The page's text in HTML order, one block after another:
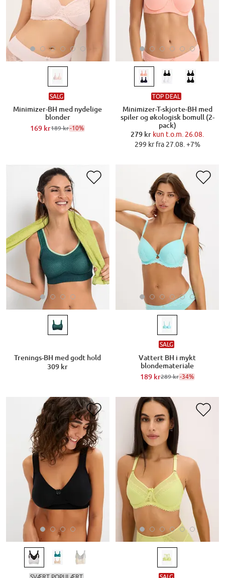
SALG
Minimizer-BH med nydelige
blonder
169 kr189 kr-10%
TOP DEAL
Minimizer-T-skjorte-BH med
spiler og økologisk bomull (2-
pack)
279 kr kun t.o.m. 26.08.
299 kr fra 27.08. +7%
Trenings-BH med godt hold
309 kr
SALG
Vattert BH i mykt
blondemateriale
189 kr289 kr-34%